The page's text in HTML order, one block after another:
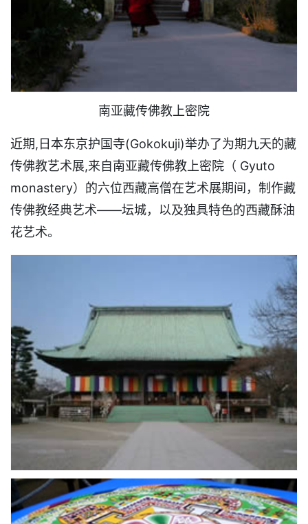
南亚藏传佛教上密院
近期,日本东京护国寺(Gokokuji)举办了为期九天的藏
传佛教艺术展,来自南亚藏传佛教上密院（ Gyuto
monastery）的六位西藏高僧在艺术展期间，制作藏
传佛教经典艺术——坛城，以及独具特色的西藏酥油
花艺术。